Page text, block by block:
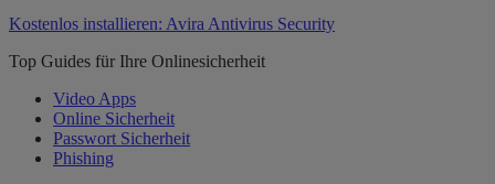
Kostenlos installieren: Avira Antivirus Security
Top Guides für Ihre Onlinesicherheit
Video Apps
Online Sicherheit
Passwort Sicherheit
Phishing